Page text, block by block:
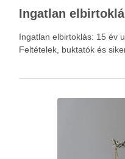
Ingatlan elbirtoklás: 15 év
Feltételek, buktatók és